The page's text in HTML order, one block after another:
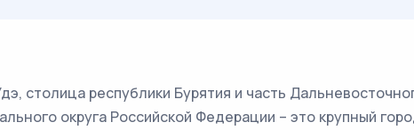
столица республики Бурятия и часть
округа Российской Федерации – это крупный